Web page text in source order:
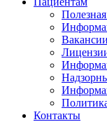
Вакансии
Контакты